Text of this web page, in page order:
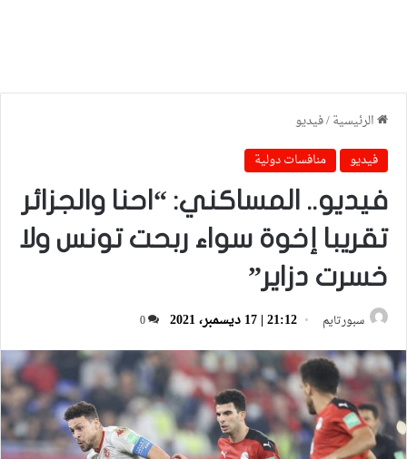
الرئيسية/فيديو
فيديو
منافسات دولية
فيديو.. المساكني: “احنا والجزائر
تقريبا إخوة سواء ربحت تونس ولا
خسرت دزاير”
سبورتايم 21:12 | 17 ديسمبر، 2021 0